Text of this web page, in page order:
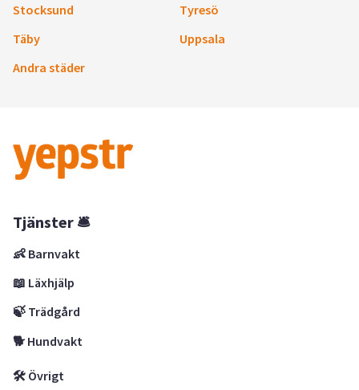
Stocksund
Tyresö
Täby
Uppsala
Andra städer
Tjänster 🛎
👶 Barnvakt
📖 Läxhjälp
🍃 Trädgård
🐕 Hundvakt
🛠 Övrigt